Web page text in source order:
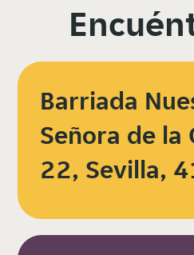
Barriada
Señora de la
22, Sevilla,